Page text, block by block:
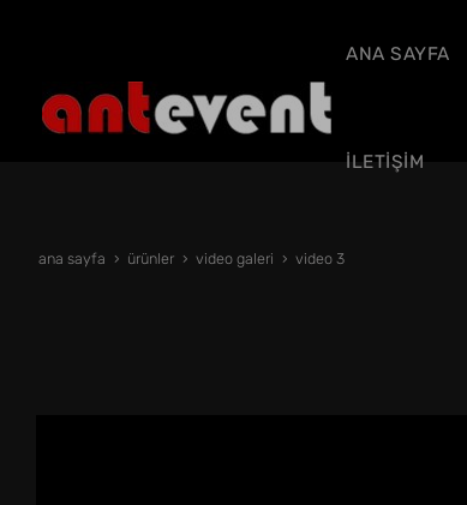
ANA SAYFA
İLETİŞİM
ana sayfa ürünler video galeri video 3